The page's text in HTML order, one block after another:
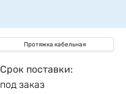
Протяжка кабельная
Срок поставки:
под заказ